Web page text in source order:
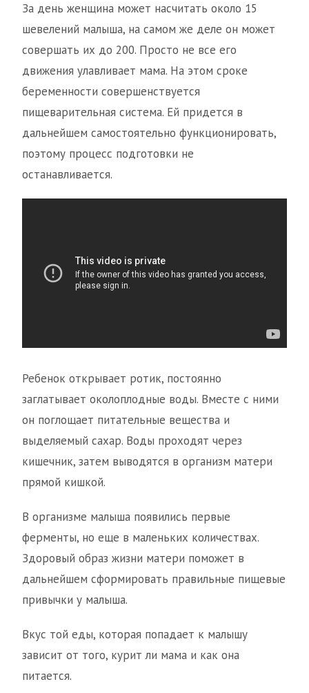
За день женщина может насчитать около 15
шевелений малыша, на самом же деле он может
совершать их до 200. Просто не все его
движения улавливает мама. На этом сроке
беременности совершенствуется
пищеварительная система. Ей придется в
дальнейшем самостоятельно функционировать,
поэтому процесс подготовки не
останавливается.
Ребенок открывает ротик, постоянно
заглатывает околоплодные воды. Вместе с ними
он поглощает питательные вещества и
выделяемый сахар. Воды проходят через
кишечник, затем выводятся в организм матери
прямой кишкой.
В организме малыша появились первые
ферменты, но еще в маленьких количествах.
Здоровый образ жизни матери поможет в
дальнейшем сформировать правильные пищевые
привычки у малыша.
Вкус той еды, которая попадает к малышу
зависит от того, курит ли мама и как она
питается.